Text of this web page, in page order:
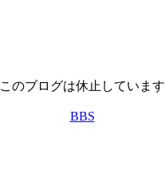
このブログは休止しています
BBS